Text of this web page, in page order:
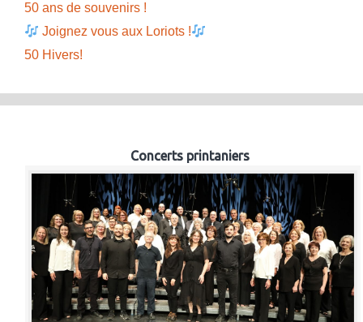
50 ans de souvenirs !
Joignez vous aux Loriots !
50 Hivers!
Concerts printaniers